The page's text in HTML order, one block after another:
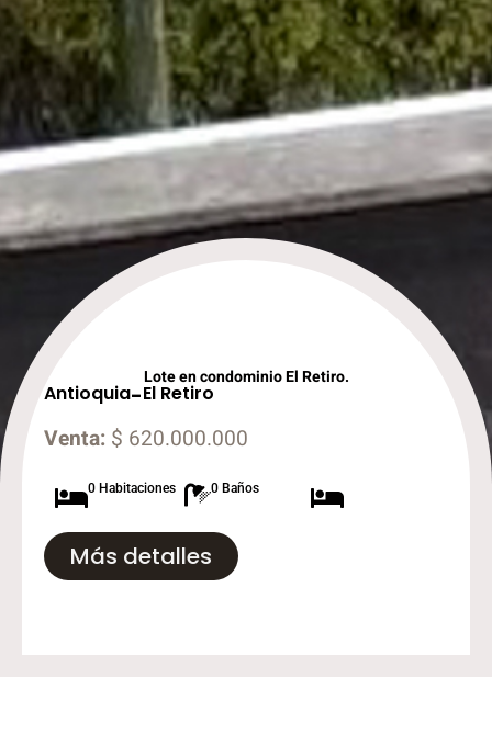
Lote en condominio El Retiro.
Antioquia-El Retiro
Venta: $ 620.000.000
0 Habitaciones 0 Baños
Más detalles